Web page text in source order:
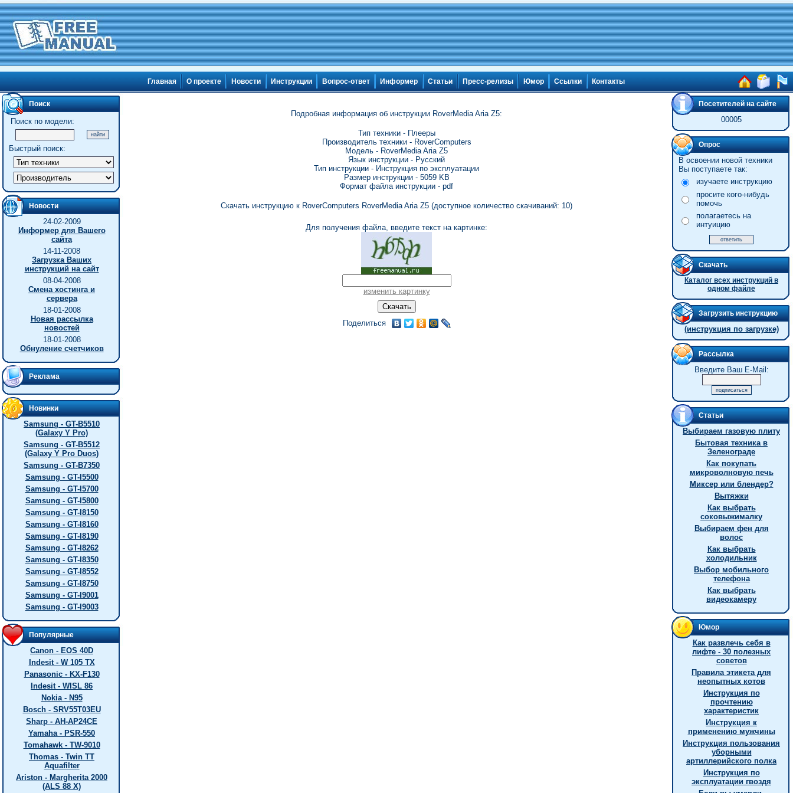
Главная О проекте Новости Инструкции Вопрос-ответ Информер Статьи Пресс-релизы Юмор Ссылки Контакты
Поиск
Поиск по модели:
Быстрый поиск:
Новости
24-02-2009
Информер для Вашего
сайта
14-11-2008
Загрузка Ваших
инструкций на сайт
08-04-2008
Смена хостинга и
сервера
18-01-2008
Новая рассылка
новостей
18-01-2008
Обнуление счетчиков
Реклама
Новинки
Samsung - GT-B5510
(Galaxy Y Pro)
Samsung - GT-B5512
(Galaxy Y Pro Duos)
Samsung - GT-B7350
Samsung - GT-I5500
Samsung - GT-I5700
Samsung - GT-I5800
Samsung - GT-I8150
Samsung - GT-I8160
Samsung - GT-I8190
Samsung - GT-I8262
Samsung - GT-I8350
Samsung - GT-I8552
Samsung - GT-I8750
Samsung - GT-I9001
Samsung - GT-I9003
Популярные
Canon - EOS 40D
Indesit - W 105 TX
Panasonic - KX-F130
Indesit - WISL 86
Nokia - N95
Bosch - SRV55T03EU
Sharp - AH-AP24CE
Yamaha - PSR-550
Tomahawk - TW-9010
Thomas - Twin TT
Aquafilter
Ariston - Margherita 2000
(ALS 88 X)
Подробная информация об инструкции RoverMedia Aria Z5:
Тип техники - Плееры
Производитель техники - RoverComputers
Модель - RoverMedia Aria Z5
Язык инструкции - Русский
Тип инструкции - Инструкция по эксплуатации
Размер инструкции - 5059 KB
Формат файла инструкции - pdf
Скачать инструкцию к RoverComputers RoverMedia Aria Z5 (доступное количество скачиваний: 10)
Для получения файла, введите текст на картинке:
изменить картинку
Поделиться
Посетителей на сайте
00005
Опрос
В освоении новой техники
Вы поступаете так:
изучаете инструкцию
просите кого-нибудь
помочь
полагаетесь на
интуицию
Скачать
Каталог всех инструкций в
одном файле
Загрузить инструкцию
(инструкция по загрузке)
Рассылка
Введите Ваш E-Mail:
Статьи
Выбираем газовую плиту
Бытовая техника в
Зеленограде
Как покупать
микроволновую печь
Миксер или блендер?
Вытяжки
Как выбрать
соковыжималку
Выбираем фен для
волос
Как выбрать
холодильник
Выбор мобильного
телефона
Как выбрать
видеокамеру
Юмор
Как развлечь себя в
лифте - 30 полезных
советов
Правила этикета для
неопытных котов
Инструкция по
прочтению
характеристик
Инструкция к
применению мужчины
Инструкция пользования
уборными
артиллерийского полка
Инструкция по
эксплуатации гвоздя